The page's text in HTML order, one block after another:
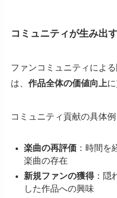
コミュニティが生み出
ファンコミュニティによ
は、作品全体の価値向上
コミュニティ貢献の具体例
楽曲の再評価 ：時間を
楽曲の存在
新規ファンの獲得：隠
した作品への興味